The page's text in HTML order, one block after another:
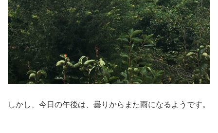
しかし、今日の午後は、曇りからまた雨になるようです。